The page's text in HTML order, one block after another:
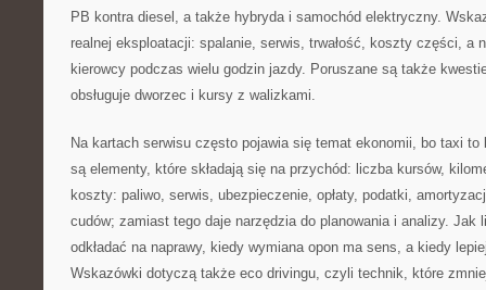
PB kontra diesel, a także hybryda i samochód elektryczny.
realnej eksploatacji: spalanie, serwis, trwałość, koszty części, a
kierowcy podczas wielu godzin jazdy. Poruszane są także
obsługuje dworzec i kursy z walizkami.
Na kartach serwisu często pojawia się temat ekonomii, bo taxi to
są elementy, które składają się na przychód: liczba kursów,
koszty: paliwo, serwis, ubezpieczenie, opłaty, podatki,
cudów; zamiast tego daje narzędzia do planowania i analizy. Jak
odkładać na naprawy, kiedy wymiana opon ma sens, a kiedy
Wskazówki dotyczą także eco drivingu, czyli technik, które